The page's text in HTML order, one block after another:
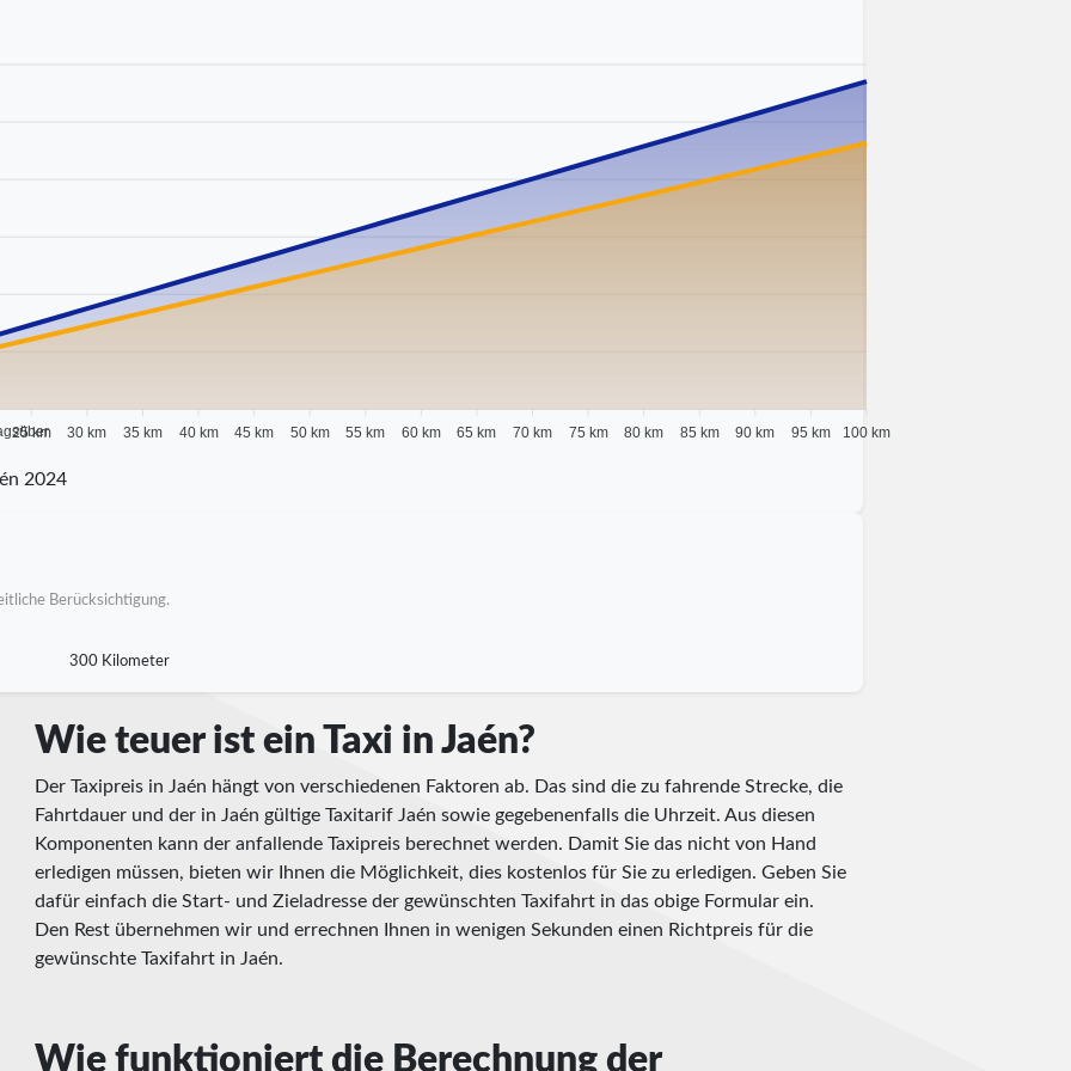
25 km 30 km 35 km 40 km 45 km 50 km 55 km 60 km 65 km 70 km 75 km 80 km 85 km 90 km 95 km 100 km
2024
Berücksichtigung.
300 Kilometer
Wie teuer ist ein Taxi in Jaén?
Der Taxipreis in Jaén hängt von verschiedenen Faktoren ab. Das sind die zu fahrende Strecke, die
Fahrtdauer und der in Jaén gültige Taxitarif Jaén sowie gegebenenfalls die Uhrzeit. Aus diesen
Komponenten kann der anfallende Taxipreis berechnet werden. Damit Sie das nicht von Hand
erledigen müssen, bieten wir Ihnen die Möglichkeit, dies kostenlos für Sie zu erledigen. Geben Sie
dafür einfach die Start- und Zieladresse der gewünschten Taxifahrt in das obige Formular ein.
Den Rest übernehmen wir und errechnen Ihnen in wenigen Sekunden einen Richtpreis für die
gewünschte Taxifahrt in Jaén.
Wie funktioniert die Berechnung der